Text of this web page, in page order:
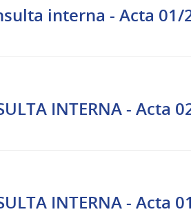
interna - Acta 01/
INTERNA - Acta
INTERNA - Acta